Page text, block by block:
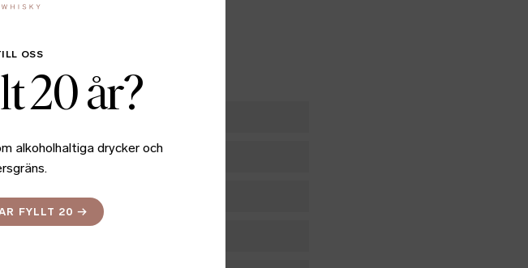
OSS
20 år?
alkoholhaltiga drycker och
FYLLT 20 →